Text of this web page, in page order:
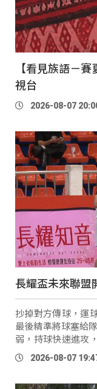
【看見族語－
視台
2026-08-07
長耀盃未來聯盟
抄掉對方傳球，運
最後精準將球塞給隊友，上籃得
弱，持球快速進攻
過對手，兩分入袋，
未來聯盟公益賽從上
2026-08-07